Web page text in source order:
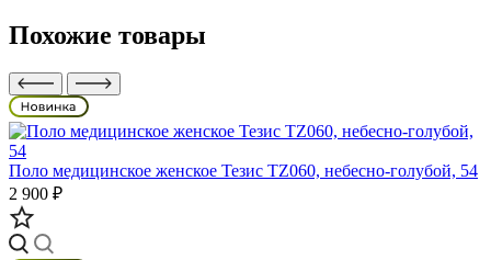
Похожие товары
Поло медицинское женское Тезис TZ060, небесно-голубой, 54
2 900 ₽